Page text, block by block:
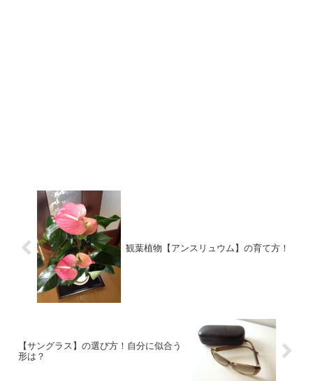
観葉植物【アンスリュウム】の育て方！
【サングラス】の選び方！自分に似合う
形は？